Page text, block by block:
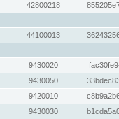
42800218
44100013
9430020
9430050
9420010
9430030